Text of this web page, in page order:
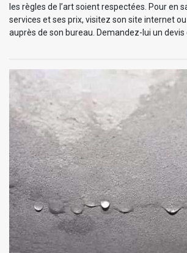
les règles de l’art soient respectées. Pour en
services et ses prix, visitez son site internet
auprès de son bureau. Demandez-lui un devis